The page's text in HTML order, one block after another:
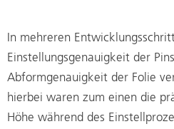
In mehreren
Einstellungsgenauigkeit der
Abformgenauigkeit der Folie
hierbei waren zum einen die
Höhe während des